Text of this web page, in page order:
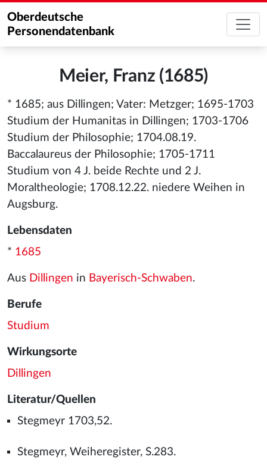
Oberdeutsche
Personendatenbank
Meier, Franz (1685)
* 1685; aus Dillingen; Vater: Metzger; 1695-1703
Studium der Humanitas in Dillingen; 1703-1706
Studium der Philosophie; 1704.08.19.
Baccalaureus der Philosophie; 1705-1711
Studium von 4 J. beide Rechte und 2 J.
Moraltheologie; 1708.12.22. niedere Weihen in
Augsburg.
Lebensdaten
* 1685
Aus Dillingen in Bayerisch-Schwaben.
Berufe
Studium
Wirkungsorte
Dillingen
Literatur/Quellen
Stegmeyr 1703,52.
Stegmeyr, Weiheregister, S.283.